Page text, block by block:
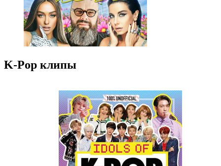
K-Pop клипы